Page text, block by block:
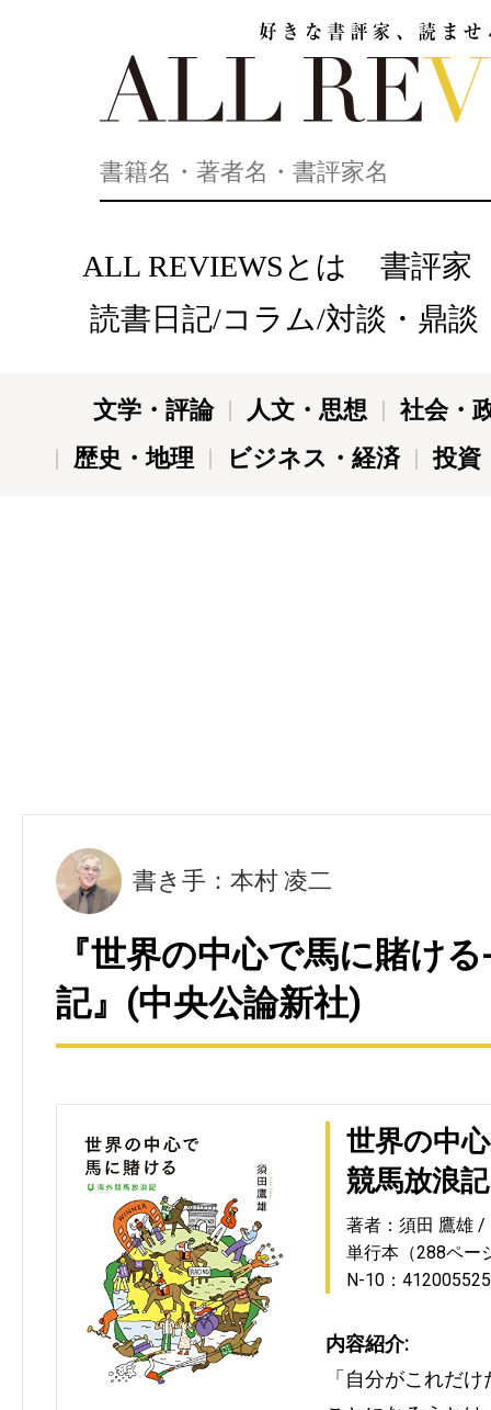
ALL REVIEWSとは
書評家
読書日記/コラム/対談・鼎談
文学・評論 人文・思想
社会・
歴史・地理
ビジネス・経済 投資
書き手：本村 凌二
『世界の中心で馬に賭け
記』(中央公論新社)
世界の中
競馬放浪記
著者：須田 鷹雄
単行本（288ペー
N-10：
内容紹介:
「自分がこれだ